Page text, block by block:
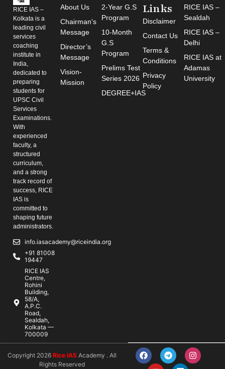
RICE IAS –
Kolkata is a
leading civil
services
coaching
institute in
India,
dedicated to
preparing
students for
UPSC Civil
Services
Examinations.
With
experienced
faculty, a
structured
curriculum,
and a strong
track record of
success, RICE
IAS is
committed to
shaping future
administrators.
info.iasacademy@riceindia.org
+91 81008
19447
RICE IAS
Centre,
Rohini
Building,
58/A,
A.P.C.
Road,
Sealdah,
Kolkata —
700009
About Us
Chairman's
Message
Director’s
Message
Vision-
Mission
2-Year G.S
Program
10-Month
G.S
Program
Prelims Test
Series 2026
DEGREE+IAS
Links
Disclaimer
Contact Us
Terms &
Conditions
Privacy
Policy
RICE IAS –
Sealdah
RICE IAS –
Delhi
RICE IAS at
Adamas
University
Copyright 2026Rice IAS Academy . All
Rights Reserved